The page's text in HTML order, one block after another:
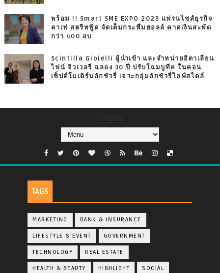
พร้อม !! Smart SME EXPO 2023 แฟรนไชส์ธุรกิจ
คาเฟ่ สตรีทฟู้ด จัดเต็มกระหึ่มฮอลล์ คาดเงินสะพัด
กว่า 400 ลบ.
Scintilla Gioielli ผู้นำเข้า และจำหน่ายอิตาเลียน
ไฟน์ จิวเวลรี ฉลอง 30 ปี ปรับโฉมบูทีค ในคอน
เซ็ปต์โมเดิร์นลักชัวรี่ เจาะกลุ่มลักชัวรี่ไลฟ์สไตล์
TAGS
MARKETING BANK & INSURANCE
LIFESTYLE & EVENT GOVERNMENT
TECHNOLOGY REAL ESTATE
HEALTH & BEAUTY HIGHLIGHT SOCIAL